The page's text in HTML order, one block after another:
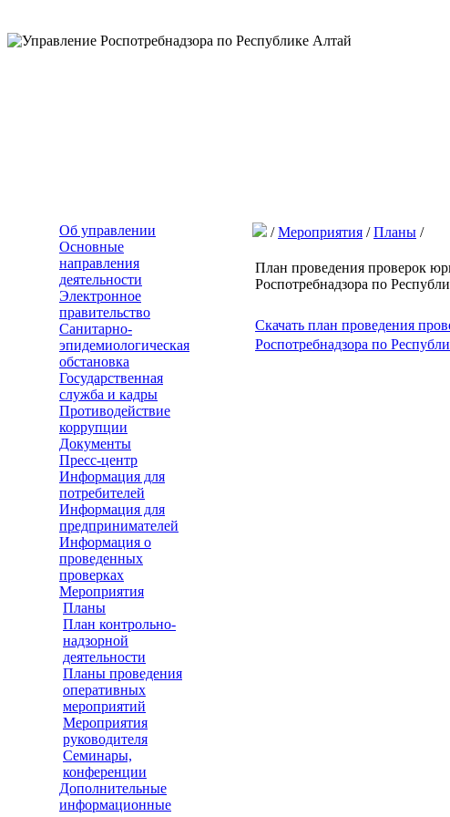
Об управлении
Основные
направления
деятельности
Электронное
правительство
Санитарно-
эпидемиологическая
обстановка
Государственная
служба и кадры
Противодействие
коррупции
Документы
Пресс-центр
Информация для
потребителей
Информация для
предпринимателей
Информация о
проведенных
проверках
Мероприятия
Планы
План контрольно-
надзорной
деятельности
Планы проведения
оперативных
мероприятий
Мероприятия
руководителя
Семинары,
конференции
Дополнительные
информационные
/Мероприятия /Планы /
План проведения проверок
Роспотребнадзора по
Скачать план проведения
Роспотребнадзора по